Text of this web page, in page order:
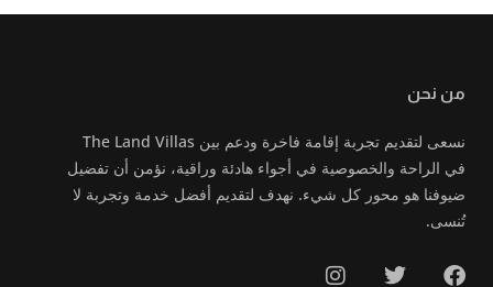
من نحن
نسعى لتقديم تجربة إقامة فاخرة ودعم بين The Land Villas
في الراحة والخصوصية في أجواء هادئة وراقية، نؤمن أن تفضيل
ضيوفنا هو محور كل شيء. نهدف لتقديم أفضل خدمة وتجربة لا
تُنسى.